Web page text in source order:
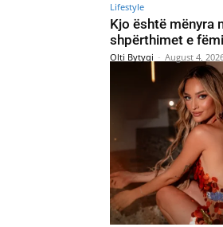
Lifestyle
Kjo është mënyra
shpërthimet e
Olti Bytyqi - August 4,